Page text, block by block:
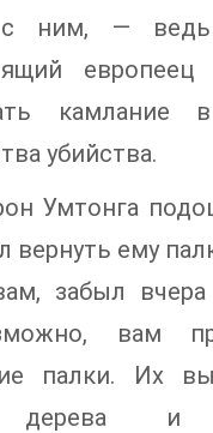
с ним, —
европеец
камлание
убийства.
Умтонга
вернуть ему
забыл
вам
палки. Их
дерева и